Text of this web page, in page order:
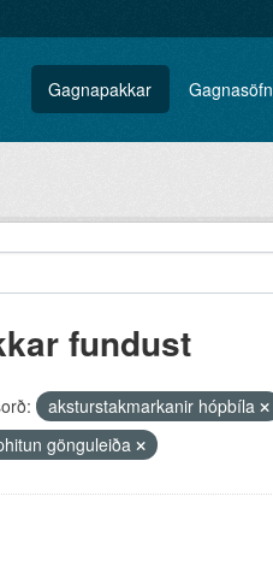
Gagnapakkar Gagnasöfn
fundust
aksturstakmarkanir hópbíla
gönguleiða